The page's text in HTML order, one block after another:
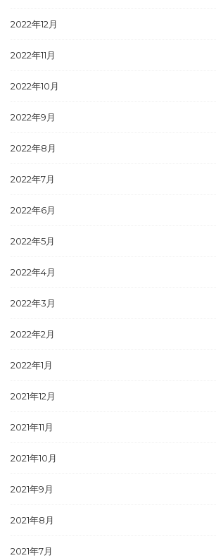
2022年12月
2022年11月
2022年10月
2022年9月
2022年8月
2022年7月
2022年6月
2022年5月
2022年4月
2022年3月
2022年2月
2022年1月
2021年12月
2021年11月
2021年10月
2021年9月
2021年8月
2021年7月